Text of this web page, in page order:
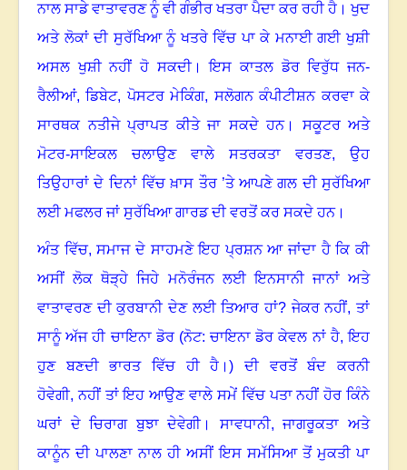
ਨਾਲ ਸਾਡੇ ਵਾਤਾਵਰਣ ਨੂੰ ਵੀ ਗੰਭੀਰ ਖਤਰਾ ਪੈਦਾ ਕਰ ਰਹੀ ਹੈ ।ਖੁਦ
ਅਤੇ ਲੋਕਾਂ ਦੀ ਸੁਰੱਖਿਆ ਨੂੰ ਖਤਰੇ ਵਿੱਚ ਪਾ ਕੇ ਮਨਾਈ ਗਈ ਖੁਸ਼ੀ
ਅਸਲ ਖੁਸ਼ੀ ਨਹੀਂ ਹੋ ਸਕਦੀ।ਇਸ ਕਾਤਲ ਡੋਰ ਵਿਰੁੱਧ ਜਨ-
ਰੈਲੀਆਂ,ਡਿਬੇਟ,ਪੋਸਟਰ ਮੇਕਿੰਗ, ਸਲੋਗਨ ਕੰਪੀਟੀਸ਼ਨ ਕਰਵਾ ਕੇ
ਸਾਰਥਕ ਨਤੀਜੇ ਪ੍ਰਾਪਤ ਕੀਤੇ ਜਾ ਸਕਦੇ ਹਨ। ਸਕੂਟਰ ਅਤੇ
ਮੋਟਰ-ਸਾਇਕਲ ਚਲਾਉਣ ਵਾਲੇ ਸਤਰਕਤਾ ਵਰਤਣ, ਉਹ
ਤਿਉਹਾਰਾਂ ਦੇ ਦਿਨਾਂ ਵਿੱਚ ਖ਼ਾਸ ਤੌਰ ’ਤੇ ਆਪਣੇ ਗਲ ਦੀ ਸੁਰੱਖਿਆ
ਲਈ ਮਫਲਰ ਜਾਂ ਸੁਰੱਖਿਆ ਗਾਰਡ ਦੀ ਵਰਤੋਂ ਕਰ ਸਕਦੇ ਹਨ।
ਅੰਤ ਵਿੱਚ,ਸਮਾਜ ਦੇ ਸਾਹਮਣੇ ਇਹ ਪ੍ਰਸ਼ਨ ਆ ਜਾਂਦਾ ਹੈ ਕਿ ਕੀ
ਅਸੀਂ ਲੋਕ ਥੋੜ੍ਹੇ ਜਿਹੇ ਮਨੋਰੰਜਨ ਲਈ ਇਨਸਾਨੀ ਜਾਨਾਂ ਅਤੇ
ਵਾਤਾਵਰਣ ਦੀ ਕੁਰਬਾਨੀ ਦੇਣ ਲਈ ਤਿਆਰ ਹਾਂ?ਜੇਕਰ ਨਹੀਂ,ਤਾਂ
ਸਾਨੂੰ ਅੱਜ ਹੀ ਚਾਇਨਾ ਡੋਰ (ਨੋਟ: ਚਾਇਨਾ ਡੋਰ ਕੇਵਲ ਨਾਂ ਹੈ, ਇਹ
ਹੁਣ ਬਣਦੀ ਭਾਰਤ ਵਿੱਚ ਹੀ ਹੈ।) ਦੀ ਵਰਤੋਂ ਬੰਦ ਕਰਨੀ
ਹੋਵੇਗੀ,ਨਹੀਂ ਤਾਂ ਇਹ ਆਉਣ ਵਾਲੇ ਸਮੇਂ ਵਿੱਚ ਪਤਾ ਨਹੀਂ ਹੋਰ ਕਿੰਨੇ
ਘਰਾਂ ਦੇ ਚਿਰਾਗ ਬੁਝਾ ਦੇਵੇਗੀ। ਸਾਵਧਾਨੀ,ਜਾਗਰੂਕਤਾ ਅਤੇ
ਕਾਨੂੰਨ ਦੀ ਪਾਲਣਾ ਨਾਲ ਹੀ ਅਸੀਂ ਇਸ ਸਮੱਸਿਆ ਤੋਂ ਮੁਕਤੀ ਪਾ